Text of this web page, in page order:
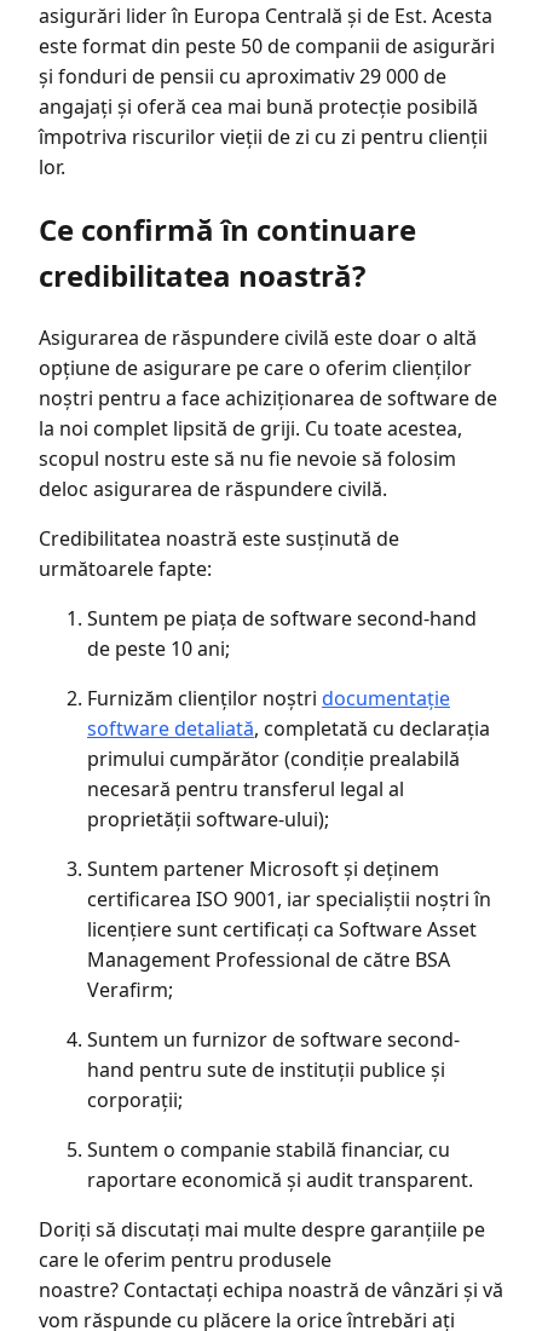
asigurări lider în Europa Centrală și de Est. Acesta
este format din peste 50 de companii de asigurări
și fonduri de pensii cu aproximativ 29 000 de
angajați și oferă cea mai bună protecție posibilă
împotriva riscurilor vieții de zi cu zi pentru clienții
lor.
Ce confirmă în continuare
credibilitatea noastră?
Asigurarea de răspundere civilă este doar o altă
opțiune de asigurare pe care o oferim clienților
noștri pentru a face achiziționarea de software de
la noi complet lipsită de griji. Cu toate acestea,
scopul nostru este să nu fie nevoie să folosim
deloc asigurarea de răspundere civilă.
Credibilitatea noastră este susținută de
următoarele fapte:
Suntem pe piața de software second-hand
de peste 10 ani;
Furnizăm clienților noștri documentație
software detaliată, completată cu declarația
primului cumpărător (condiție prealabilă
necesară pentru transferul legal al
proprietății software-ului);
Suntem partener Microsoft și deținem
certificarea ISO 9001, iar specialiștii noștri în
licențiere sunt certificați ca Software Asset
Management Professional de către BSA
Verafirm;
Suntem un furnizor de software second-
hand pentru sute de instituții publice și
corporații;
Suntem o companie stabilă financiar, cu
raportare economică și audit transparent.
Doriți să discutați mai multe despre garanțiile pe
care le oferim pentru produsele
noastre? Contactați echipa noastră de vânzări și vă
vom răspunde cu plăcere la orice întrebări ați